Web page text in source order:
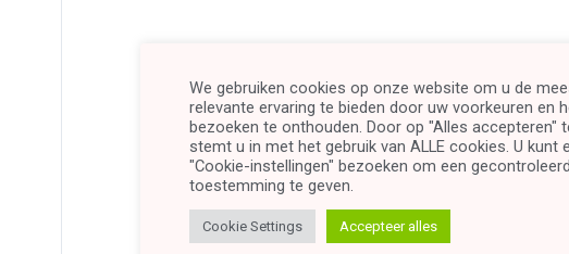
We gebruiken cookies op onze website om u de
relevante ervaring te bieden door uw voorkeuren en
bezoeken te onthouden. Door op "Alles accepteren"
stemt u in met het gebruik van ALLE cookies. U kunt
"Cookie-instellingen" bezoeken om een
toestemming te geven.
Cookie Settings Accepteer alles